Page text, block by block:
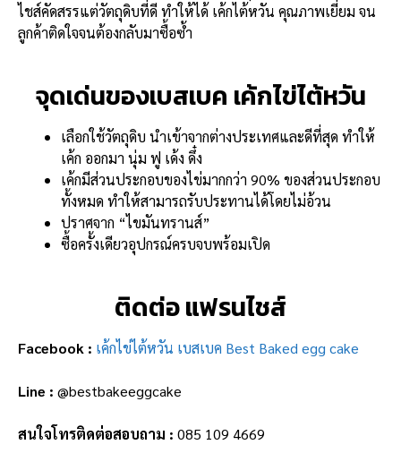
ไชส์คัดสรรแต่วัตถุดิบที่ดี ทำให้ได้ เค้กไต้หวัน คุณภาพเยี่ยม จน
ลูกค้าติดใจจนต้องกลับมาซื้อซ้ำ
จุดเด่นของเบสเบค เค้กไข่ไต้หวัน
เลือกใช้วัตถุดิบ นำเข้าจากต่างประเทศและดีที่สุด ทำให้
เค้ก ออกมา นุ่ม ฟู เด้ง ดึ๋ง
เค้กมีส่วนประกอบของไข่มากกว่า 90% ของส่วนประกอบ
ทั้งหมด ทำให้สามารถรับประทานได้โดยไม่อ้วน
ปราศจาก “ไขมันทรานส์”
ซื้อครั้งเดียวอุปกรณ์ครบจบพร้อมเปิด
ติดต่อ แฟรนไชส์
Facebook : เค้กไข่ไต้หวัน เบสเบค Best Baked egg cake
Line : @bestbakeeggcake
สนใจโทรติดต่อสอบถาม : 085 109 4669